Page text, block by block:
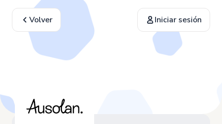
Volver Iniciar sesión